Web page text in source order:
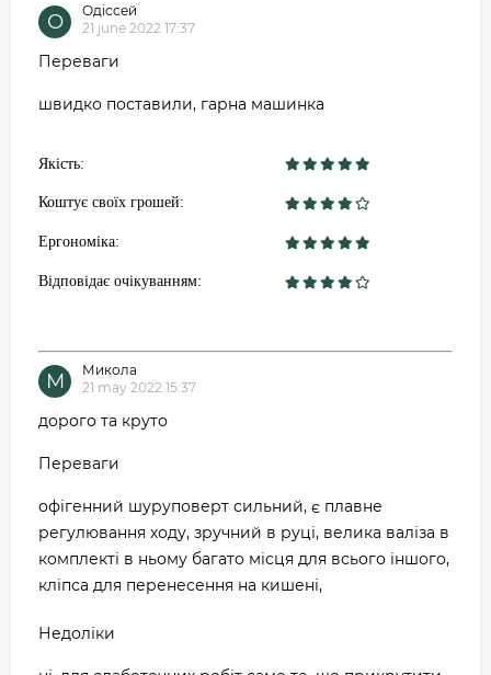
О
Одіссей
21 june 2022 17:37
Переваги
швидко поставили, гарна машинка
Якість:
Коштує своїх грошей:
Ергономіка:
Відповідає очікуванням:
М
Микола
21 may 2022 15:37
дорого та круто
Переваги
офігенний шуруповерт сильний, є плавне
регулювання ходу, зручний в руці, велика валіза в
комплекті в ньому багато місця для всього іншого,
кліпса для перенесення на кишені,
Недоліки